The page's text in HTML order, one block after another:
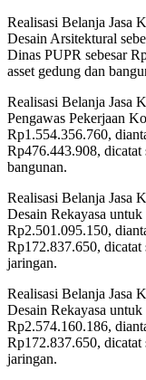
Realisasi Belanja Jasa
Desain Arsitektural
Dinas PUPR sebesar
asset gedung dan
Realisasi Belanja Jasa
Pengawas Pekerjaan
Rp1.554.356.760,
Rp476.443.908, dicatat
bangunan.
Realisasi Belanja Jasa
Desain Rekayasa
Rp2.501.095.150,
Rp172.837.650, dicatat
jaringan.
Realisasi Belanja Jasa
Desain Rekayasa
Rp2.574.160.186,
Rp172.837.650, dicatat
jaringan.